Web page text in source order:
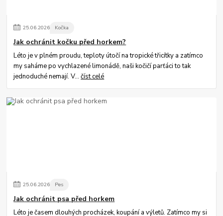
25.06.2026 Kočka
Jak ochránit kočku před horkem?
Léto je v plném proudu, teploty útočí na tropické třicítky a zatímco
my saháme po vychlazené limonádě, naši kočičí parťáci to tak
jednoduché nemají. V...číst celé
25.06.2026 Pes
Jak ochránit psa před horkem
Léto je časem dlouhých procházek, koupání a výletů. Zatímco my si